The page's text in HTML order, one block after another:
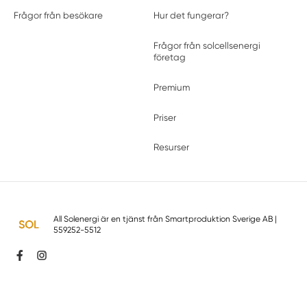
Frågor från besökare Hur det fungerar?
Frågor från solcellsenergi
företag
Premium
Priser
Resurser
All Solenergi är en tjänst från Smartproduktion Sverige AB|
559252-5512